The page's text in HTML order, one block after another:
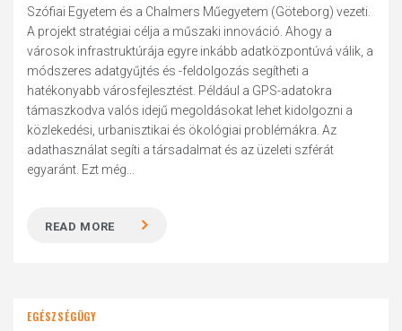
Szófiai Egyetem és a Chalmers Műegyetem (Göteborg) vezeti.
A projekt stratégiai célja a műszaki innováció. Ahogy a
városok infrastruktúrája egyre inkább adatközpontúvá válik, a
módszeres adatgyűjtés és -feldolgozás segítheti a
hatékonyabb városfejlesztést. Például a GPS-adatokra
támaszkodva valós idejű megoldásokat lehet kidolgozni a
közlekedési, urbanisztikai és ökológiai problémákra. Az
adathasználat segíti a társadalmat és az üzeleti szférát
egyaránt. Ezt még...
READ MORE
EGÉSZSÉGÜGY